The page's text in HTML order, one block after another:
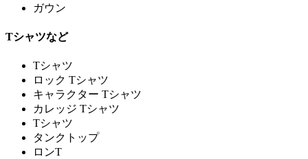
ガウン
Tシャツなど
Tシャツ
ロック Tシャツ
キャラクター Tシャツ
カレッジ Tシャツ
Tシャツ
タンクトップ
ロンT